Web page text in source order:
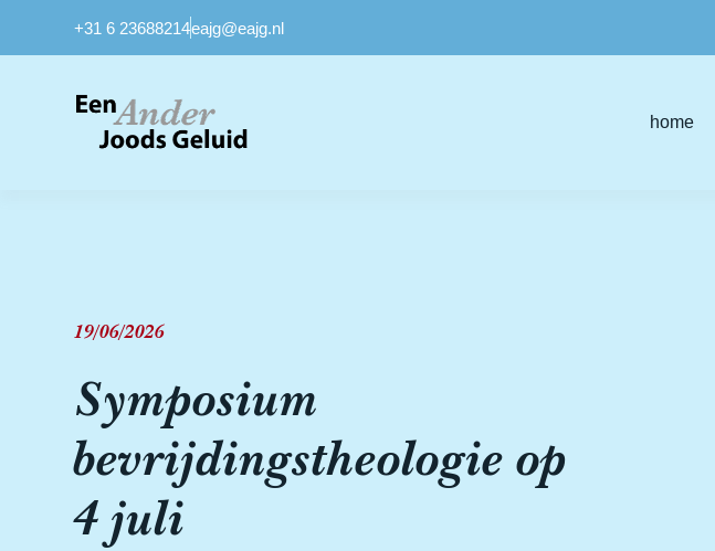
+31 6 23688214eajg@eajg.nl
home
19/06/2026
Symposium
bevrijdingstheologie op
4 juli